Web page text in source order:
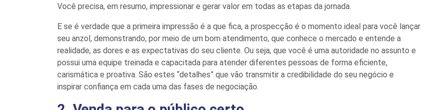
Você precisa, em resumo, impressionar e gerar valor em todas as etapas da jornada.
E se é verdade que a primeira impressão é a que fica, a prospecção é o momento ideal para você lançar
seu anzol, demonstrando, por meio de um bom atendimento, que conhece o mercado e entende a
realidade, as dores e as expectativas do seu cliente. Ou seja, que você é uma autoridade no assunto e
possui uma equipe treinada e capacitada para atender diferentes pessoas de forma eficiente,
carismática e proativa. São estes “detalhes” que vão transmitir a credibilidade do seu negócio e
inspirar confiança em cada uma das fases de negociação.